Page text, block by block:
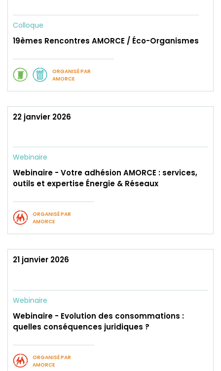
Colloque
19èmes Rencontres AMORCE / Éco-Organismes
ORGANISÉ PAR
AMORCE
22 janvier 2026
Webinaire
Webinaire - Votre adhésion AMORCE : services,
outils et expertise Énergie & Réseaux
ORGANISÉ PAR
AMORCE
21 janvier 2026
Webinaire
Webinaire - Evolution des consommations :
quelles conséquences juridiques ?
ORGANISÉ PAR
AMORCE